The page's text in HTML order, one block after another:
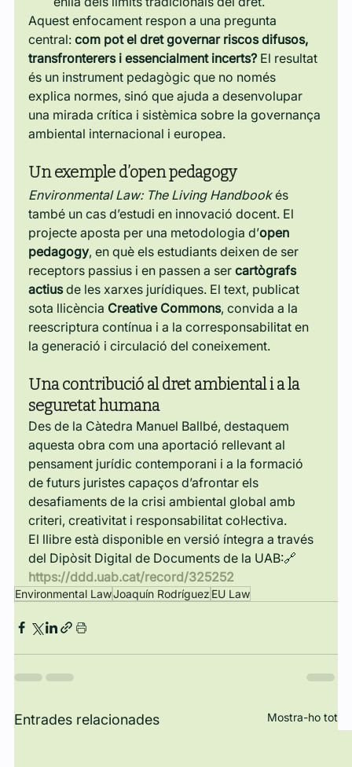
Aquest enfocament respon a una pregunta
central: com pot el dret governar riscos difusos,
transfronterers i essencialment incerts? El resultat
és un instrument pedagògic que no només
explica normes, sinó que ajuda a desenvolupar
una mirada crítica i sistèmica sobre la governança
ambiental internacional i europea.
Un exemple d’open pedagogy
Environmental Law: The Living Handbook és
també un cas d’estudi en innovació docent. El
projecte aposta per una metodologia d’open
pedagogy, en què els estudiants deixen de ser
receptors passius i en passen a ser cartògrafs
actius de les xarxes jurídiques. El text, publicat
sota llicència Creative Commons, convida a la
reescriptura contínua i a la corresponsabilitat en
la generació i circulació del coneixement.
Una contribució al dret ambiental i a la
seguretat humana
Des de la Càtedra Manuel Ballbé, destaquem
aquesta obra com una aportació rellevant al
pensament jurídic contemporani i a la formació
de futurs juristes capaços d’afrontar els
desafiaments de la crisi ambiental global amb
criteri, creativitat i responsabilitat col·lectiva.
El llibre està disponible en versió íntegra a través
del Dipòsit Digital de Documents de la UAB:🔗
https://ddd.uab.cat/record/325252
Environmental LawJoaquín Rodríguez EU Law
Entrades relacionades Mostra-ho tot